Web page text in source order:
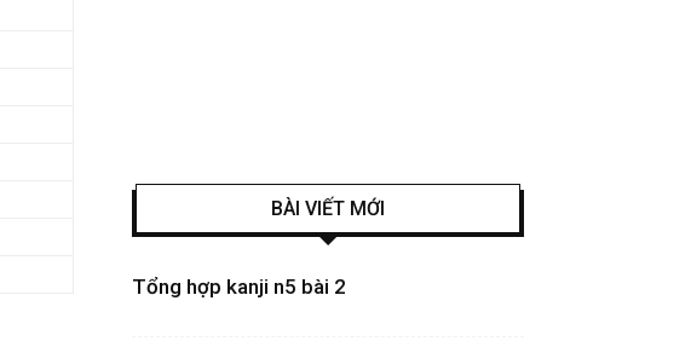
BÀI VIẾT MỚI
Tổng hợp kanji n5 bài 2